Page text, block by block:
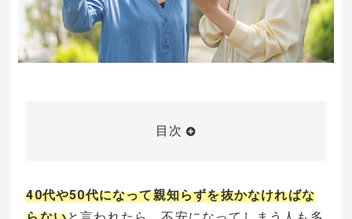
目次
40代や50代になって親知らずを抜かなければな